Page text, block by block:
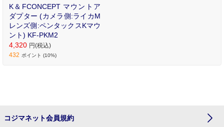
K＆FCONCEPT マウントア
ダプター (カメラ側:ライカM
レンズ側:ペンタックスKマウ
ント) KF-PKM2
4,320 円(税込)
432 ポイント (10%)
コジマネット会員規約